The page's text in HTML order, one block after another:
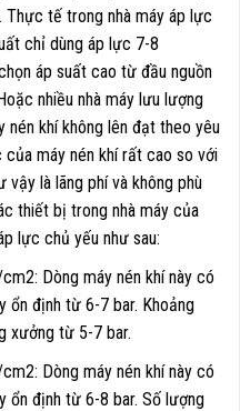
tế trong nhà máy áp lực
chỉ dùng áp lực 7-8
áp suất cao từ đầu nguồn
nhiều nhà máy lưu lượng
khí không lên đạt theo yêu
máy nén khí rất cao so với
là lãng phí và không phù
thiết bị trong nhà máy của
lực chủ yếu như sau:
Dòng máy nén khí này có
ổn định từ 6-7 bar. Khoảng
xưởng từ 5-7 bar.
Dòng máy nén khí này có
ổn định từ 6-8 bar. Số lượng